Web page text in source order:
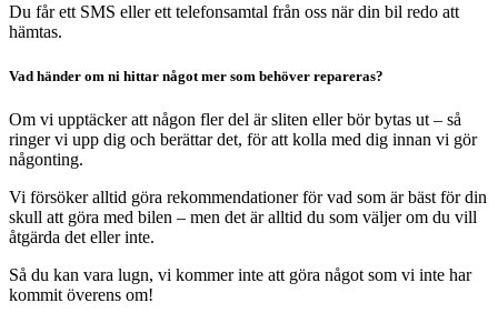
Du får ett SMS eller ett telefonsamtal från oss när din bil redo att
hämtas.
Vad händer om ni hittar något mer som behöver repareras?
Om vi upptäcker att någon fler del är sliten eller bör bytas ut – så
ringer vi upp dig och berättar det, för att kolla med dig innan vi gör
någonting.
Vi försöker alltid göra rekommendationer för vad som är bäst för din
skull att göra med bilen – men det är alltid du som väljer om du vill
åtgärda det eller inte.
Så du kan vara lugn, vi kommer inte att göra något som vi inte har
kommit överens om!